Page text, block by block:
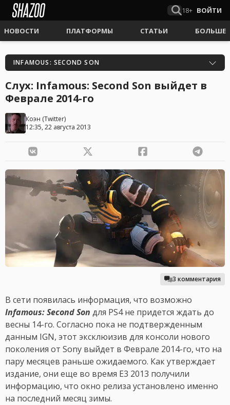
18+ ВОЙТИ
НОВОСТИ ПЛАТФОРМЫ СТАТЬИ БОЛЬШЕ
INFAMOUS: SECOND SON
Слух: Infamous: Second Son выйдет в
Феврале 2014-го
Коэн (Twitter)
12:35, 22 августа 2013
3 комментария
В сети появилась информация, что возможно
Infamous: Second Son для PS4 не придется ждать до
весны 14-го. Согласно пока не подтвержденным
данным IGN, этот эксклюизив для консоли нового
поколения от Sony выйдет в Феврале 2014-го, что на
пару месяцев раньше ожидаемого. Как утверждает
издание, они еще во время E3 2013 получили
информацию, что окно релиза установлено именно
на последний месяц зимы.